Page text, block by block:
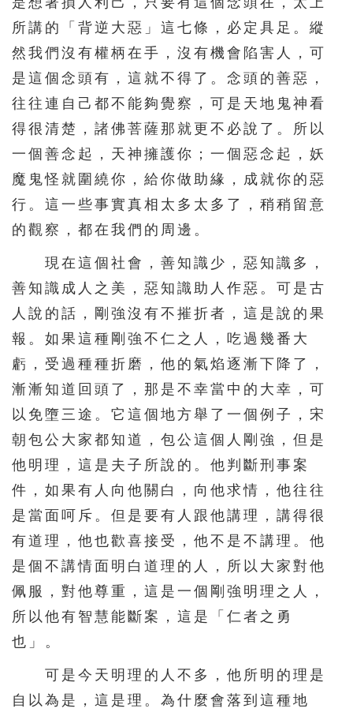
所講的「背逆大惡」這七條，必定具足。縱
然我們沒有權柄在手，沒有機會陷害人，可
是這個念頭有，這就不得了。念頭的善惡，
往往連自己都不能夠覺察，可是天地鬼神看
得很清楚，諸佛菩薩那就更不必說了。所以
一個善念起，天神擁護你；一個惡念起，妖
魔鬼怪就圍繞你，給你做助緣，成就你的惡
行。這一些事實真相太多太多了，稍稍留意
的觀察，都在我們的周邊。
現在這個社會，善知識少，惡知識多，
善知識成人之美，惡知識助人作惡。可是古
人說的話，剛強沒有不摧折者，這是說的果
報。如果這種剛強不仁之人，吃過幾番大
虧，受過種種折磨，他的氣焰逐漸下降了，
漸漸知道回頭了，那是不幸當中的大幸，可
以免墮三途。它這個地方舉了一個例子，宋
朝包公大家都知道，包公這個人剛強，但是
他明理，這是夫子所說的。他判斷刑事案
件，如果有人向他關白，向他求情，他往往
是當面呵斥。但是要有人跟他講理，講得很
有道理，他也歡喜接受，他不是不講理。他
是個不講情面明白道理的人，所以大家對他
佩服，對他尊重，這是一個剛強明理之人，
所以他有智慧能斷案，這是「仁者之勇
也」。
可是今天明理的人不多，他所明的理是
自以為是，這是理。為什麼會落到這種地